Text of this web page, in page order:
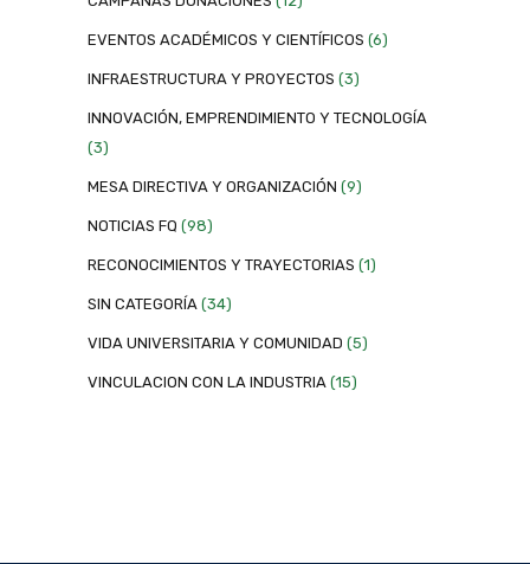
EVENTOS ACADÉMICOS Y CIENTÍFICOS (6)
INFRAESTRUCTURA Y PROYECTOS (3)
INNOVACIÓN, EMPRENDIMIENTO Y TECNOLOGÍA
(3)
MESA DIRECTIVA Y ORGANIZACIÓN (9)
NOTICIAS FQ (98)
RECONOCIMIENTOS Y TRAYECTORIAS (1)
SIN CATEGORÍA (34)
VIDA UNIVERSITARIA Y COMUNIDAD (5)
VINCULACION CON LA INDUSTRIA (15)